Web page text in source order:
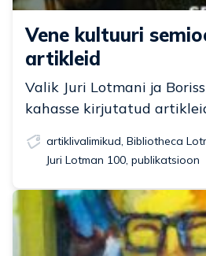
Vene kultuuri semiootika. Valik
artikleid
Valik Juri Lotmani ja
kahasse kirjutatud
artiklivalimikud Bibliotheca
Juri Lotman 100, publikatsioon